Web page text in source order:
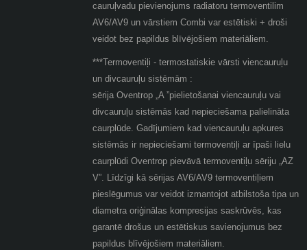
cauruļvadu pievienojums radiatoru termoventilim
AV6/AV9 un vārstiem Combi var estētiski + droši
veidot bez papildus blīvējošiem materiāliem.
***Termoventiļi - termostatiskie vārsti viencauruļu
un divcauruļu sistēmām :
sērija Oventrop „A ”pielietošanai viencauruļu vai
divcauruļu sistēmās kad nepieciešama palielināta
caurplūde. Gadījumiem kad viencauruļu apkures
sistēmās ir nepieciešami termoventiļi ar īpaši lielu
caurplūdi Oventrop pievāvā termoventiļu sēriju „AZ
V”. Līdzīgi kā sērijas AV6/AV9 termoventiļiem
pieslēgumus var veidot izmantojot atbilstoša tipa un
diametra oriģinālas kompresijas saskrūvēs, kas
garantē drošus un estētiskus savienojumus bez
papildus blīvējošiem materiāliem.